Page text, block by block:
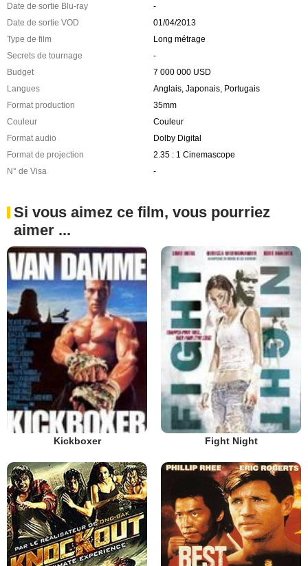
Date de sortie Blu-ray
-
Date de sortie VOD
01/04/2013
Type de film
Long métrage
Secrets de tournage
-
Budget
7 000 000 USD
Langues
Anglais, Japonais, Portugais
Format production
35mm
Couleur
Couleur
Format audio
Dolby Digital
Format de projection
2.35 : 1 Cinemascope
N° de Visa
-
Si vous aimez ce film, vous pourriez
aimer ...
Kickboxer Fight Night